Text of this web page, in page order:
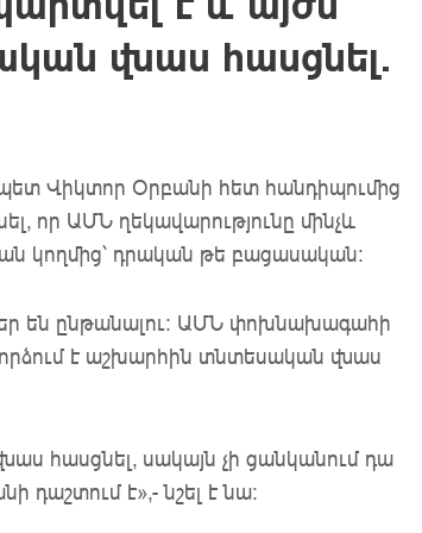
վնաս հասցնել.
Վիկտոր Օրբանի հետ հանդիպումից
որ ԱՄՆ ղեկավարությունը մինչև
կողմից՝ դրական թե բացասական:
են ընթանալու: ԱՄՆ փոխնախագահի
է աշխարհին տնտեսական վնաս
հասցնել, սակայն չի ցանկանում դա
դաշտում է»,- նշել է նա: